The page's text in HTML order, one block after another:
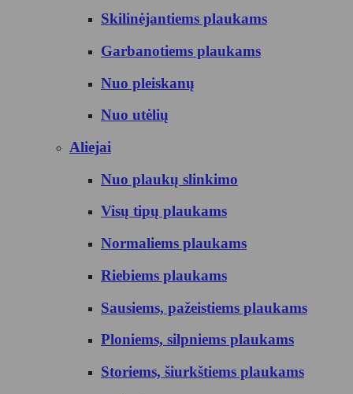
Skilinėjantiems plaukams
Garbanotiems plaukams
Nuo pleiskanų
Nuo utėlių
Aliejai
Nuo plaukų slinkimo
Visų tipų plaukams
Normaliems plaukams
Riebiems plaukams
Sausiems, pažeistiems plaukams
Ploniems, silpniems plaukams
Storiems, šiurkštiems plaukams